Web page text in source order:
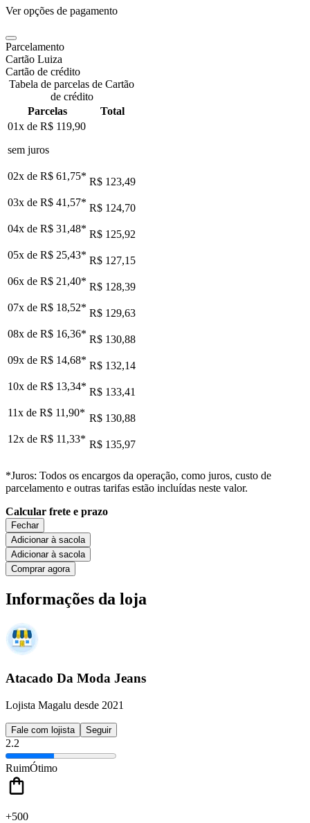
Ver opções de pagamento
Parcelamento
Cartão Luiza
Cartão de crédito
Tabela de parcelas de Cartão
de crédito
Parcelas
Total
01x de R$ 119,90
sem juros
02x de R$ 61,75* R$ 123,49
03x de R$ 41,57* R$ 124,70
04x de R$ 31,48* R$ 125,92
05x de R$ 25,43* R$ 127,15
06x de R$ 21,40* R$ 128,39
07x de R$ 18,52* R$ 129,63
08x de R$ 16,36* R$ 130,88
09x de R$ 14,68* R$ 132,14
10x de R$ 13,34* R$ 133,41
11x de R$ 11,90* R$ 130,88
12x de R$ 11,33* R$ 135,97
*Juros: Todos os encargos da operação, como juros, custo de
parcelamento e outras tarifas estão incluídas neste valor.
Calcular frete e prazo
Fechar
Adicionar à sacola
Adicionar à sacola
Comprar agora
Informações da loja
Atacado Da Moda Jeans
Lojista Magalu desde 2021
Fale com lojista Seguir
2.2
RuimÓtimo
+500